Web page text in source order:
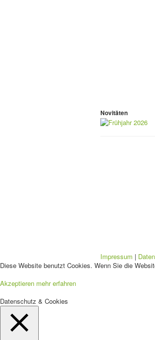
Novitäten
Impressum |
Diese Website benutzt Cookies. Wenn Sie die
Akzeptieren mehr erfahren
Datenschutz & Cookies